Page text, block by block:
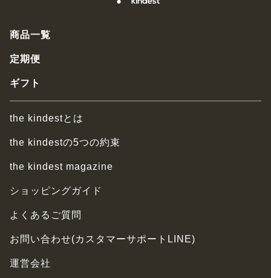
商品一覧
定期便
ギフト
the kindestとは
the kindestの5つの約束
the kindest magazine
ショッピングガイド
よくあるご質問
お問い合わせ(カスタマーサポートLINE)
運営会社